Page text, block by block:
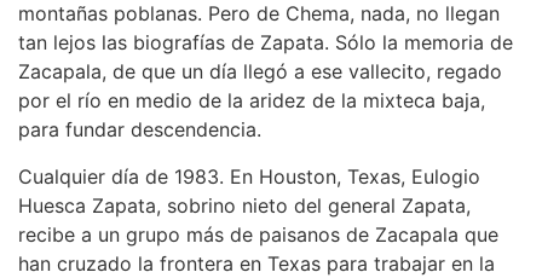
montañas poblanas. Pero de Chema, nada, no llegan
tan lejos las biografías de Zapata. Sólo la memoria de
Zacapala, de que un día llegó a ese vallecito, regado
por el río en medio de la aridez de la mixteca baja,
para fundar descendencia.
Cualquier día de 1983. En Houston, Texas, Eulogio
Huesca Zapata, sobrino nieto del general Zapata,
recibe a un grupo más de paisanos de Zacapala que
han cruzado la frontera en Texas para trabajar en la